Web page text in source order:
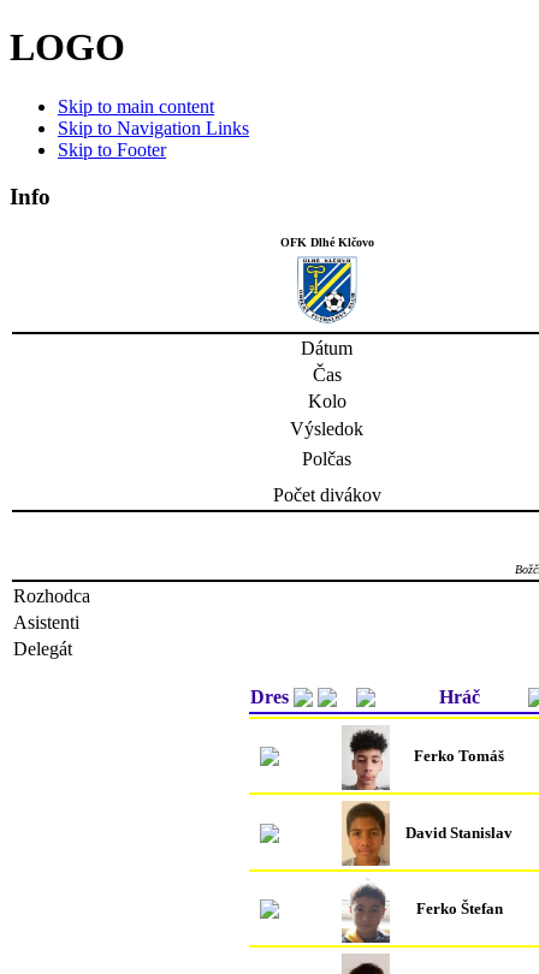
LOGO
Skip to main content
Skip to Navigation Links
Skip to Footer
Info
OFK Dlhé Klčovo
Dátum
Čas
Kolo
Výsledok
Polčas
Počet divákov
Rozhodca
Asistenti
Delegát
Dres Hráč
Ferko Tomáš
David Stanislav
Ferko Štefan